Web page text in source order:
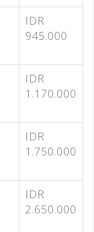
IDR
945.000
IDR
1.170.000
IDR
1.750.000
IDR
2.650.000